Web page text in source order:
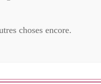
choses encore.